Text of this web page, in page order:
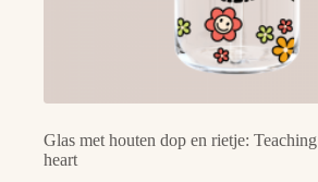
Glas met houten dop en rietje:
heart